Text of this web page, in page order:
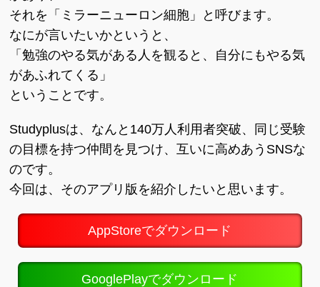
それを「ミラーニューロン細胞」と呼びます。
なにが言いたいかというと、
「勉強のやる気がある人を観ると、自分にもやる気
があふれてくる」
ということです。
Studyplusは、なんと140万人利用者突破、同じ受験
の目標を持つ仲間を見つけ、互いに高めあうSNSな
のです。
今回は、そのアプリ版を紹介したいと思います。
AppStoreでダウンロード
GooglePlayでダウンロード